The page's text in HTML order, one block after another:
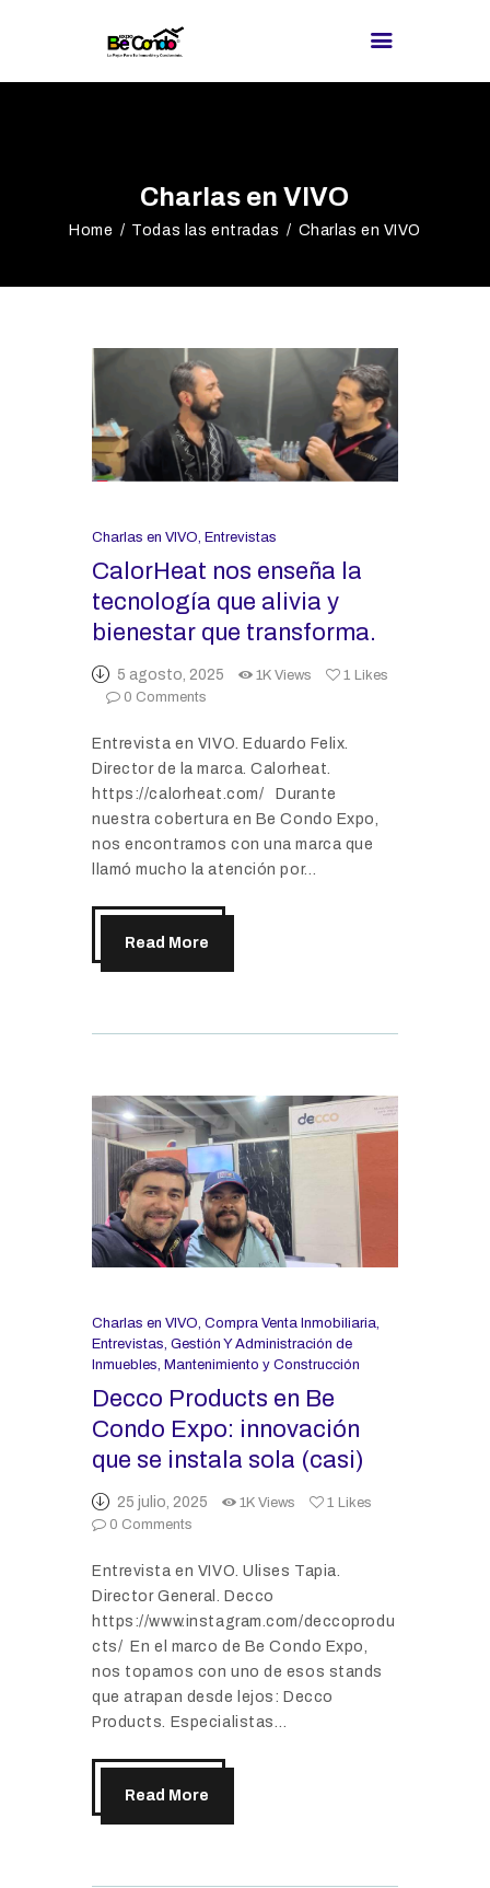
Charlas en VIVO
Home Todas las entradas Charlas en VIVO
PROVEEDORES
¿BUSCAS
BLOG
REDES
Charlas en VIVO, Entrevistas
CalorHeat nos enseña la
tecnología que alivia y
bienestar que transforma.
5 agosto, 2025 1K Views 1 Likes
0 Comments
Entrevista en VIVO. Eduardo Felix.
Director de la marca. Calorheat.
https://calorheat.com/ Durante
nuestra cobertura en Be Condo Expo,
nos encontramos con una marca que
llamó mucho la atención por…
Read More
Charlas en VIVO, Compra Venta Inmobiliaria,
Entrevistas, Gestión Y Administración de
Inmuebles, Mantenimiento y Construcción
Decco Products en Be
Condo Expo: innovación
que se instala sola (casi)
25 julio, 2025 1K Views 1 Likes
0 Comments
Entrevista en VIVO. Ulises Tapia.
Director General. Decco
https://www.instagram.com/deccoprodu
cts/ En el marco de Be Condo Expo,
nos topamos con uno de esos stands
que atrapan desde lejos: Decco
Products. Especialistas…
Read More